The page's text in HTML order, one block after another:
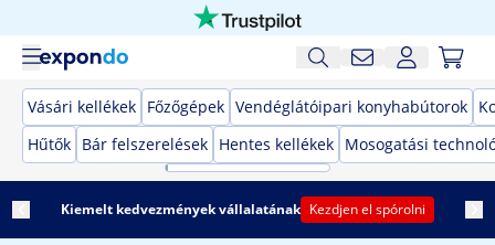
Vásári kellékek Főzőgépek Vendéglátóipari konyhabútorok
Hűtők Bár felszerelések Hentes kellékek Mosogatási
Kiemelt kedvezmények vállalatának Kezdjen el spórolni